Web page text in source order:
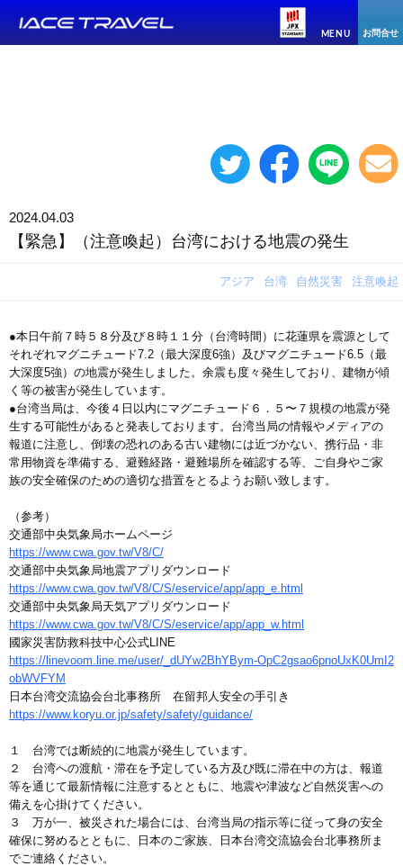
MENU お問合せ
2024.04.03
【緊急】（注意喚起）台湾における地震の発生
アジア 台湾 自然災害 注意喚起
●本日午前７時５８分及び８時１１分（台湾時間）に花蓮県を震源として
それぞれマグニチュード7.2（最大深度6強）及びマグニチュード6.5（最
大深度5強）の地震が発生しました。余震も度々発生しており、建物が傾
く等の被害が発生しています。
●台湾当局は、今後４日以内にマグニチュード６．５〜７規模の地震が発
生する可能性があると発表しております。台湾当局の情報やメディアの
報道に注意し、倒壊の恐れのある古い建物には近づかない、携行品・非
常用物資を準備する、避難経路・避難場所を確認する等、ご自身やご家
族の安全確保のための適切な措置をとるようお願い致します。
（参考）
交通部中央気象局ホームページ
https://www.cwa.gov.tw/V8/C/
交通部中央気象局地震アプリダウンロード
https://www.cwa.gov.tw/V8/C/S/eservice/app/app_e.html
交通部中央気象局天気アプリダウンロード
https://www.cwa.gov.tw/V8/C/S/eservice/app/app_w.html
國家災害防救科技中心公式LINE
https://linevoom.line.me/user/_dUYw2BhYBym-OpC2gsao6pnoUxK0UmI2
obWVFYM
日本台湾交流協会台北事務所 在留邦人安全の手引き
https://www.koryu.or.jp/safety/safety/guidance/
１ 台湾では断続的に地震が発生しています。
２ 台湾への渡航・滞在を予定している方及び既に滞在中の方は、報道
等を通じて最新情報に注意するとともに、地震や津波など自然災害への
備えを心掛けてください。
３ 万が一、被災された場合には、台湾当局の指示等に従って身の安全
確保に努めるとともに、日本のご家族、日本台湾交流協会台北事務所ま
でご連絡ください。